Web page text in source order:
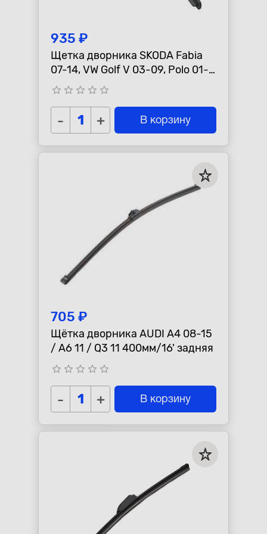
935 ₽
Щетка дворника SKODA Fabia
07-14, VW Golf V 03-09, Polo 01-
09, Tiguan 08-, Touareg 03
задняя
star_border star_border star_border star_border star_border
- + В корзину
705 ₽
Щётка дворника AUDI A4 08-15
/ A6 11 / Q3 11 400мм/16' задняя
star_border star_border star_border star_border star_border
- + В корзину